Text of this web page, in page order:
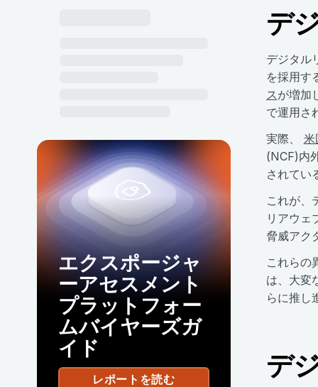
エクスポージャ
ーアセスメント
プラットフォー
ムバイヤーズガ
イド
レポートを読む
デ
デジタル
を採用す
スが増加
で運用さ
実際、 米
(NCF)内
されてい
これが、
リアウェ
脅威アク
これらの
は、大変
らに推し
デ